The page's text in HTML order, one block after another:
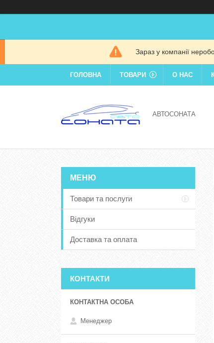
Зараз у компанії
ГОЛОВНА ТОВАРИ О НАС
АВТОСОНАТА
Товари та послуги
Відгуки
Доставка та оплата
КОНТАКТИ
Менеджер